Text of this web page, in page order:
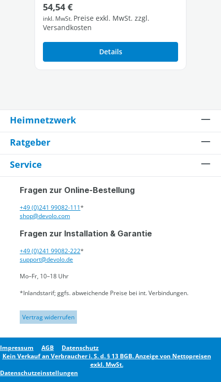
Regulärer Preis:
54,54 €
inkl. MwSt. Preise exkl. MwSt. zzgl.
Versandkosten
Details
Heimnetzwerk
Ratgeber
Service
Fragen zur Online-Bestellung
+49 (0)241 99082-111*
shop@devolo.com
Fragen zur Installation & Garantie
+49 (0)241 99082-222*
support@devolo.de
Mo–Fr, 10–18 Uhr
*Inlandstarif; ggfs. abweichende Preise bei int. Verbindungen.
Vertrag widerrufen
Impressum AGB
Datenschutz
Kein Verkauf an Verbraucher i. S. d. § 13 BGB. Anzeige von Nettopreisen
exkl. MwSt.
Datenschutzeinstellungen